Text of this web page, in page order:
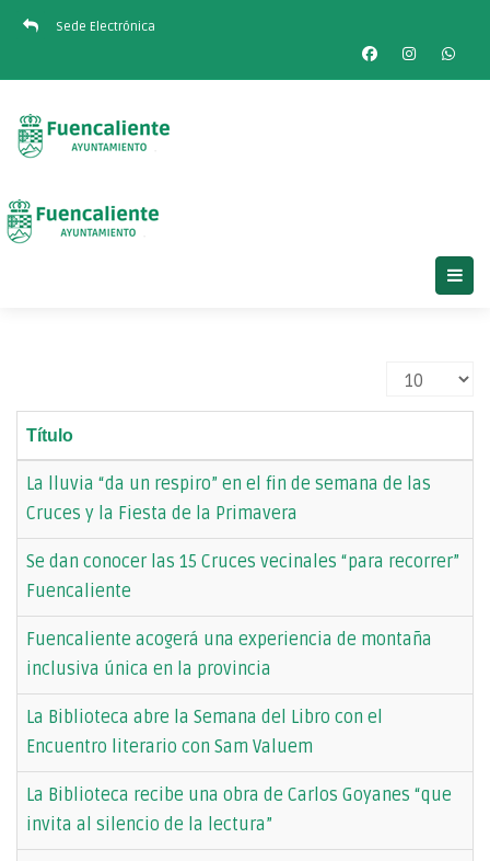
Sede Electrónica
Cantidad
Título
La lluvia “da un respiro” en el fin de semana de las
Cruces y la Fiesta de la Primavera
Se dan conocer las 15 Cruces vecinales “para recorrer”
Fuencaliente
Fuencaliente acogerá una experiencia de montaña
inclusiva única en la provincia
La Biblioteca abre la Semana del Libro con el
Encuentro literario con Sam Valuem
La Biblioteca recibe una obra de Carlos Goyanes “que
invita al silencio de la lectura”